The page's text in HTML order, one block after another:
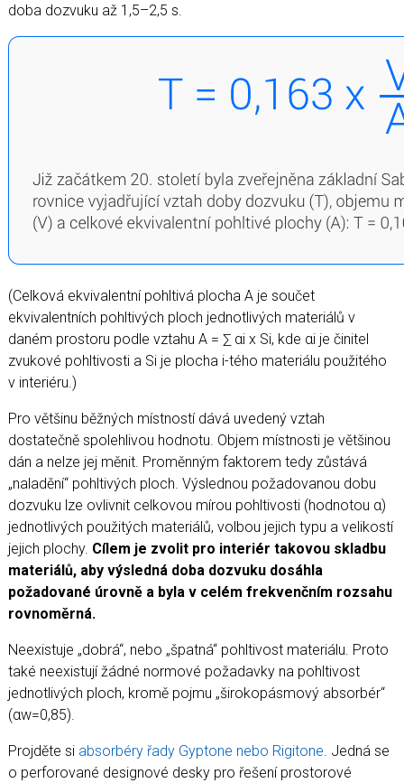
doba dozvuku až 1,5–2,5 s.
(Celková ekvivalentní pohltivá plocha A je součet
ekvivalentních pohltivých ploch jednotlivých materiálů v
daném prostoru podle vztahu A = ∑ αi x Si, kde αi je činitel
zvukové pohltivosti a Si je plocha i-tého materiálu použitého
v interiéru.)
Pro většinu běžných místností dává uvedený vztah
dostatečně spolehlivou hodnotu. Objem místnosti je většinou
dán a nelze jej měnit. Proměnným faktorem tedy zůstává
„naladění“ pohltivých ploch. Výslednou požadovanou dobu
dozvuku lze ovlivnit celkovou mírou pohltivosti (hodnotou α)
jednotlivých použitých materiálů, volbou jejich typu a velikostí
jejich plochy. Cílem je zvolit pro interiér takovou skladbu
materiálů, aby výsledná doba dozvuku dosáhla
požadované úrovně a byla v celém frekvenčním rozsahu
rovnoměrná.
Neexistuje „dobrá“, nebo „špatná“ pohltivost materiálu. Proto
také neexistují žádné normové požadavky na pohltivost
jednotlivých ploch, kromě pojmu „širokopásmový absorbér“
(αw=0,85).
Projděte si absorbéry řady Gyptone nebo Rigitone. Jedná se
o perforované designové desky pro řešení prostorové